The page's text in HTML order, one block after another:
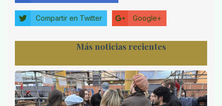
Compartir en Twitter Google+
Más noticias recientes